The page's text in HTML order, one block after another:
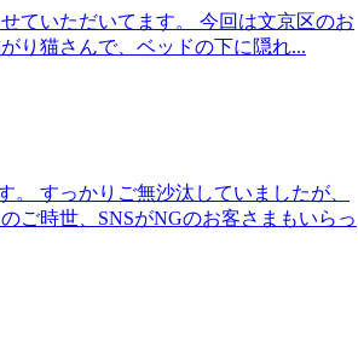
ていただいてます。 今回は文京区のお
り猫さんで、ベッドの下に隠れ...
すっかりご無沙汰していましたが、
ご時世、SNSがNGのお客さまもいらっ